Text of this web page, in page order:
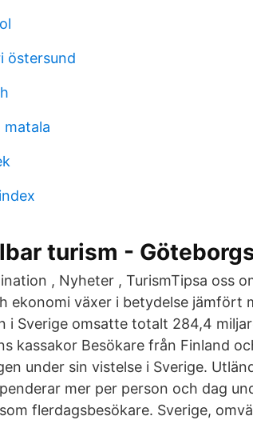
östersund
matala
turism -
, Nyheter , TurismTipsa oss
ekonomi växer i betydelse jämfört
i Sverige omsatte totalt 284,4
kassakor Besökare från Finland
under sin vistelse i Sverige.
mer per person och dag
flerdagsbesökare. Sverige,